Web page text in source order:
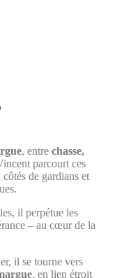
, entre chasse,
parcourt ces
de gardians et
il perpétue les
– au cœur de la
il se tourne vers
, en lien étroit